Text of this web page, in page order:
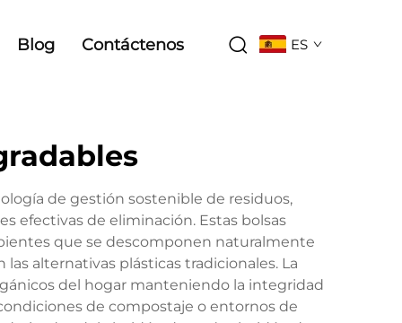
Blog Contáctenos ES
de gestión sostenible de residuos,
efectivas de eliminación. Estas bolsas
que se descomponen naturalmente
alternativas plásticas tradicionales. La
del hogar manteniendo la integridad
de compostaje o entornos de